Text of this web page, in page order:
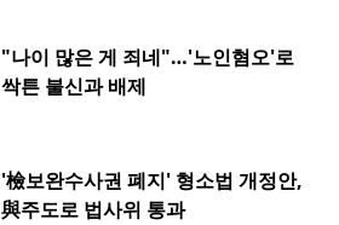
"나이 많은 게 죄네"…'노인혐오'로
싹튼 불신과 배제
'檢보완수사권 폐지' 형소법 개정안,
與주도로 법사위 통과